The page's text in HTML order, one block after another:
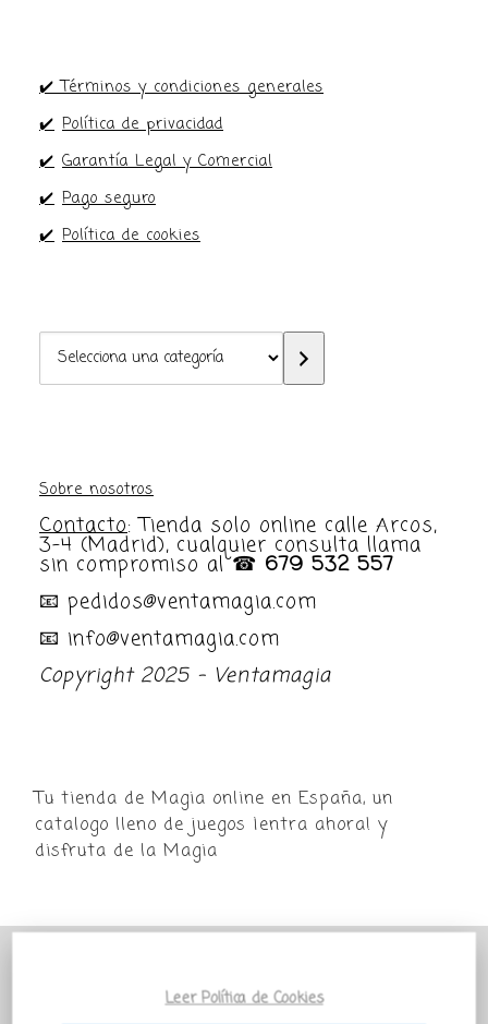
✔️ Términos y condiciones generales
✔️ Política de privacidad
✔️ Garantía Legal y Comercial
✔️ Pago seguro
✔️ Política de cookies
Selecciona
una
Sobre nosotros
Contacto: Tienda solo online calle Arcos,
3-4 (Madrid), cualquier consulta llama
sin compromiso al ☎ 679 532 557
📧 pedidos@ventamagia.com
📧 info@ventamagia.com
Copyright 2025 - Ventamagia
Tu tienda de Magia online en España, un
catalogo lleno de juegos ¡entra ahora! y
disfruta de la Magia
VENTAMAGIA PERMANECERÁ PARADA
Leer Política de Cookies